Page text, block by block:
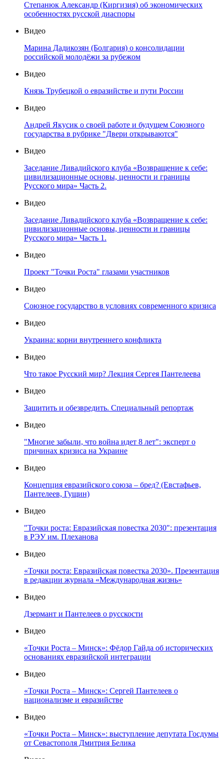
Степанюк Александр (Киргизия) об экономических
особенностях русской диаспоры
Видео
Марина Дадикозян (Болгария) о консолидации
российской молодёжи за рубежом
Видео
Князь Трубецкой о евразийстве и пути России
Видео
Андрей Якусик о своей работе и будущем Союзного
государства в рубрике "Двери открываются"
Видео
Заседание Ливадийского клуба «Возвращение к себе:
цивилизационные основы, ценности и границы
Русского мира» Часть 2.
Видео
Заседание Ливадийского клуба «Возвращение к себе:
цивилизационные основы, ценности и границы
Русского мира» Часть 1.
Видео
Проект "Точки Роста" глазами участников
Видео
Союзное государство в условиях современного кризиса
Видео
Украина: корни внутреннего конфликта
Видео
Что такое Русский мир? Лекция Сергея Пантелеева
Видео
Защитить и обезвредить. Специальный репортаж
Видео
"Многие забыли, что война идет 8 лет": эксперт о
причинах кризиса на Украине
Видео
Концепция евразийского союза – бред? (Евстафьев,
Пантелеев, Гущин)
Видео
"Точки роста: Евразийская повестка 2030": презентация
в РЭУ им. Плеханова
Видео
«Точки роста: Евразийская повестка 2030». Презентация
в редакции журнала «Международная жизнь»
Видео
Дзермант и Пантелеев о русскости
Видео
«Точки Роста – Минск»: Фёдор Гайда об исторических
основаниях евразийской интеграции
Видео
«Точки Роста – Минск»: Сергей Пантелеев о
национализме и евразийстве
Видео
«Точки Роста – Минск»: выступление депутата Госдумы
от Севастополя Дмитрия Белика